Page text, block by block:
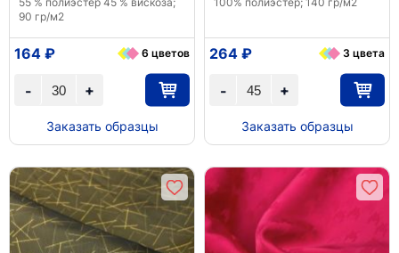
90 гр/м2
+
-
164 ₽ 6 цветов
Заказать образцы
+
-
264 ₽ 3 цвета
Заказать образцы